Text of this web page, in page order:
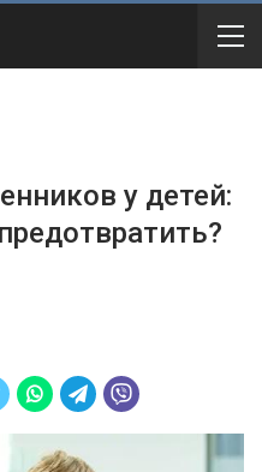
у детей: